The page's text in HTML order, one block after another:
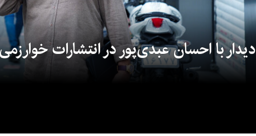
دیدار با احسان عبدی‌پور در انتشارات